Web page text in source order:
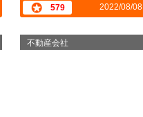
579 2022/08/08
不動産会社